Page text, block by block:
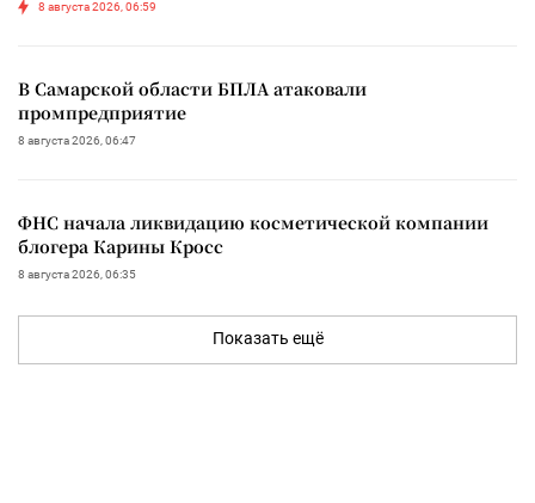
8 августа 2026, 06:59
В Самарской области БПЛА атаковали
промпредприятие
8 августа 2026, 06:47
ФНС начала ликвидацию косметической компании
блогера Карины Кросс
8 августа 2026, 06:35
Показать ещё